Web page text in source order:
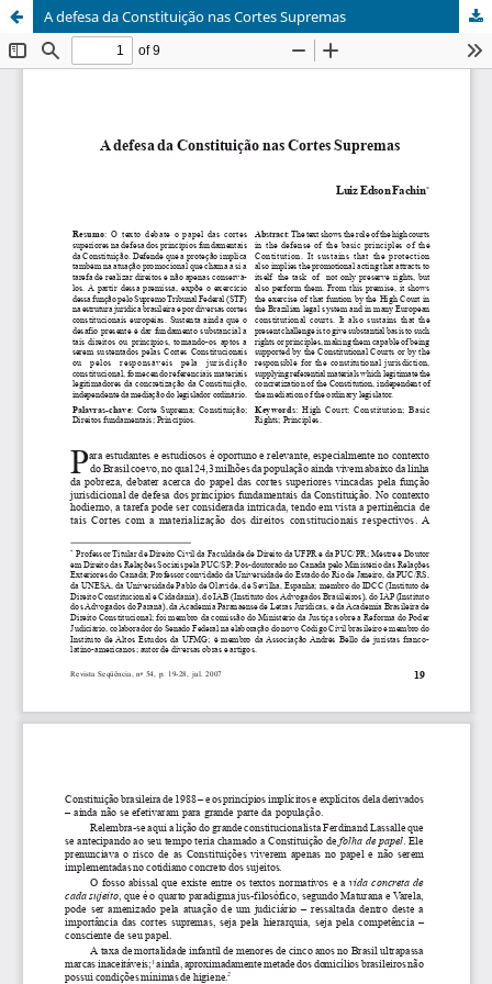
A defesa da Constituição nas Cortes Supremas